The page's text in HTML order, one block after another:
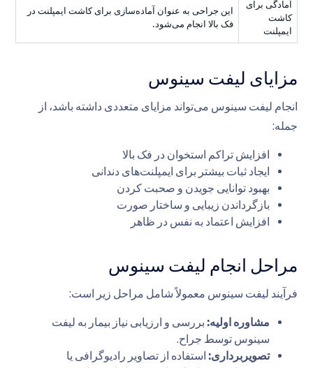
آمادگی برای
کاشت
ایمپلنت
این جراحی به عنوان آماده‌سازی برای کاشت ایمپلنت در
فک بالا انجام می‌شود.
مزایای لیفت سینوس
انجام لیفت سینوس می‌تواند مزایای متعددی داشته باشد، از
جمله:
افزایش تراکم استخوان در فک بالا
ایجاد ثبات بیشتر برای ایمپلنت‌های دندانی
بهبود توانایی جویدن و صحبت کردن
بازگرداندن زیبایی و ساختار صورت
افزایش اعتماد به نفس در ظاهر
مراحل انجام لیفت سینوس
فرآیند لیفت سینوس معمولاً شامل مراحل زیر است:
مشاوره اولیه: بررسی و ارزیابی نیاز بیمار به لیفت
سینوس توسط جراح.
تصویربرداری: استفاده از تصاویر رادیوگرافی یا